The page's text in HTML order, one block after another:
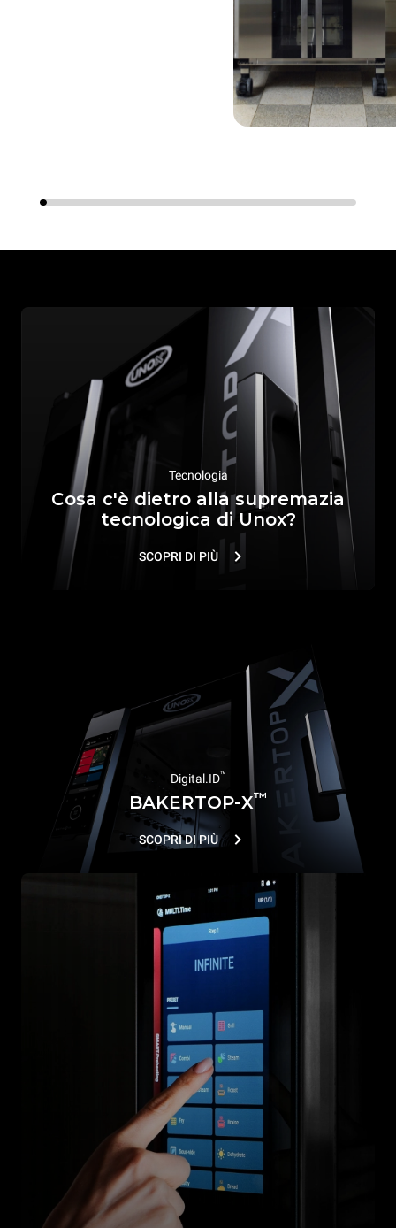
Tecnologia
Cosa c'è dietro alla supremazia
tecnologica di Unox?
SCOPRI DI PIÙ
Digital.ID™
BAKERTOP-X™
SCOPRI DI PIÙ